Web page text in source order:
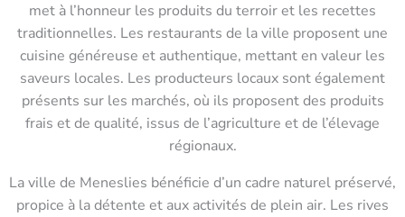
met à l’honneur les produits du terroir et les recettes
traditionnelles. Les restaurants de la ville proposent une
cuisine généreuse et authentique, mettant en valeur les
saveurs locales. Les producteurs locaux sont également
présents sur les marchés, où ils proposent des produits
frais et de qualité, issus de l’agriculture et de l’élevage
régionaux.
La ville de Meneslies bénéficie d’un cadre naturel préservé,
propice à la détente et aux activités de plein air. Les rives